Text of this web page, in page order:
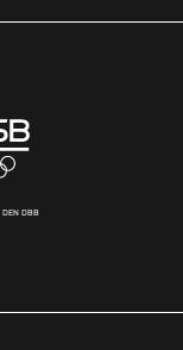
DEN DBB